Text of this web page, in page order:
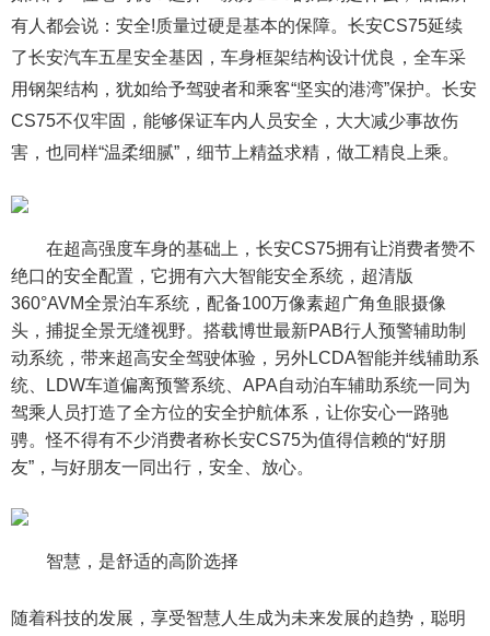
有人都会说：安全!质量过硬是基本的保障。长安CS75延续
了长安汽车五星安全基因，车身框架结构设计优良，全车采
用钢架结构，犹如给予驾驶者和乘客“坚实的港湾”保护。长安
CS75不仅牢固，能够保证车内人员安全，大大减少事故伤
害，也同样“温柔细腻”，细节上精益求精，做工精良上乘。
在超高强度车身的基础上，长安CS75拥有让消费者赞不
绝口的安全配置，它拥有六大智能安全系统，超清版
360°AVM全景泊车系统，配备100万像素超广角鱼眼摄像
头，捕捉全景无缝视野。搭载博世最新PAB行人预警辅助制
动系统，带来超高安全驾驶体验，另外LCDA智能并线辅助系
统、LDW车道偏离预警系统、APA自动泊车辅助系统一同为
驾乘人员打造了全方位的安全护航体系，让你安心一路驰
骋。怪不得有不少消费者称长安CS75为值得信赖的“好朋
友”，与好朋友一同出行，安全、放心。
智慧，是舒适的高阶选择
随着科技的发展，享受智慧人生成为未来发展的趋势，聪明